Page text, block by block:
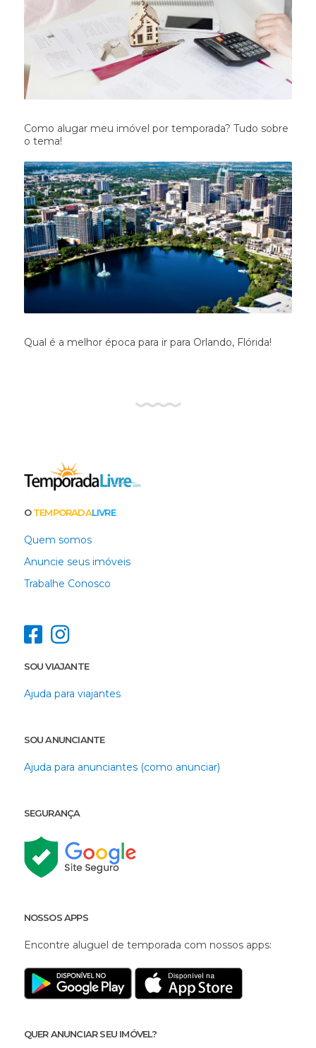
Como alugar meu imóvel por temporada? Tudo sobre
o tema!
Qual é a melhor época para ir para Orlando, Flórida!
OTEMPORADALIVRE
Quem somos
Anuncie seus imóveis
Trabalhe Conosco
SOU VIAJANTE
Ajuda para viajantes
SOU ANUNCIANTE
Ajuda para anunciantes (como anunciar)
SEGURANÇA
NOSSOS APPS
Encontre aluguel de temporada com nossos apps:
QUER ANUNCIAR SEU IMÓVEL?